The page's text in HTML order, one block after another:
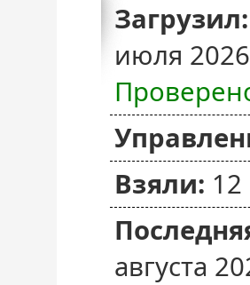
Загрузил:
июля
Взяли:
августа